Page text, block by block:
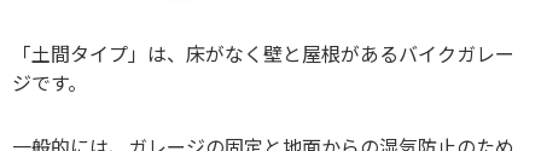
「土間タイプ」は、床がなく壁と屋根があるバイクガレー
ジです。